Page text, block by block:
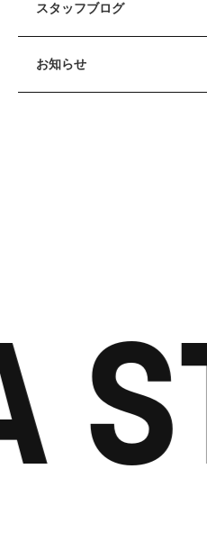
スタッフブログ
お知らせ